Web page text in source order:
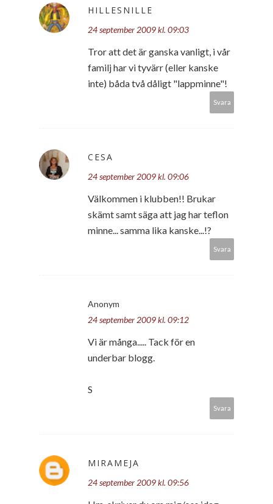
HILLESNILLE
24 september 2009 kl. 09:03
Tror att det är ganska vanligt, i vår
familj har vi tyvärr (eller kanske
inte) båda två dåligt "lappminne"!
Svara
CESA
24 september 2009 kl. 09:06
Välkommen i klubben!! Brukar
skämt samt säga att jag har teflon
minne... samma lika kanske...!?
Svara
Anonym
24 september 2009 kl. 09:12
Vi är många..... Tack för en
underbar blogg.
S
Svara
MIRAMEJA
24 september 2009 kl. 09:56